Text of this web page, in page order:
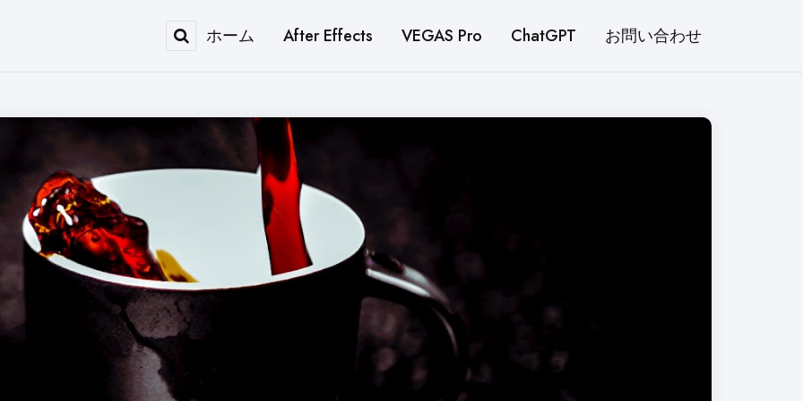
ホーム After Effects VEGAS Pro ChatGPT お問い合わせ